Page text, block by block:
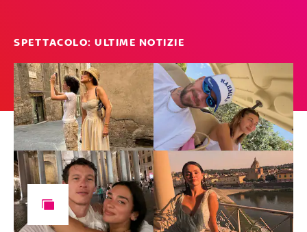
SPETTACOLO: ULTIME NOTIZIE